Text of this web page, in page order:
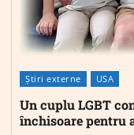
Știri externe USA
Un cuplu LGBT
închisoare pentru